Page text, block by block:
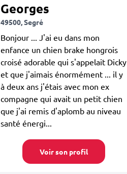
Georges
49500, Segré
Bonjour ... J'ai eu dans mon
enfance un chien brake hongrois
croisé adorable qui s'appelait Dicky
et que j'aimais énormément ... il y
à deux ans j'étais avec mon ex
compagne qui avait un petit chien
que j'ai remis d'aplomb au niveau
santé énergi...
Voir son profil